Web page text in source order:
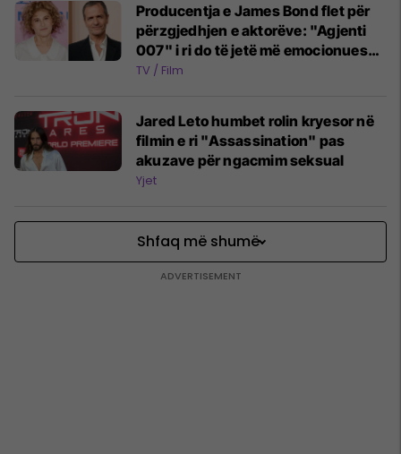
Producentja e James Bond flet për
përzgjedhjen e aktorëve: "Agjenti
007" i ri do të jetë më emocionues
dhe ndryshe
TV / Film
Jared Leto humbet rolin kryesor në
filmin e ri "Assassination" pas
akuzave për ngacmim seksual
Yjet
Shfaq më shumë